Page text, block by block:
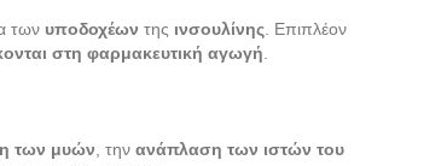
των υποδοχέων της ινσουλίνης. Επιπλέον
στη φαρμακευτική αγωγή.
των μυών, την ανάπλαση των ιστών του